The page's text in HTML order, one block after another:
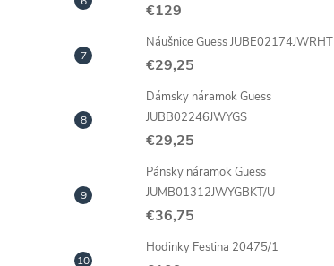
€129
Náušnice Guess JUBE02174JWRHT
€29,25
Dámsky náramok Guess
JUBB02246JWYGS
€29,25
Pánsky náramok Guess
JUMB01312JWYGBKT/U
€36,75
Hodinky Festina 20475/1